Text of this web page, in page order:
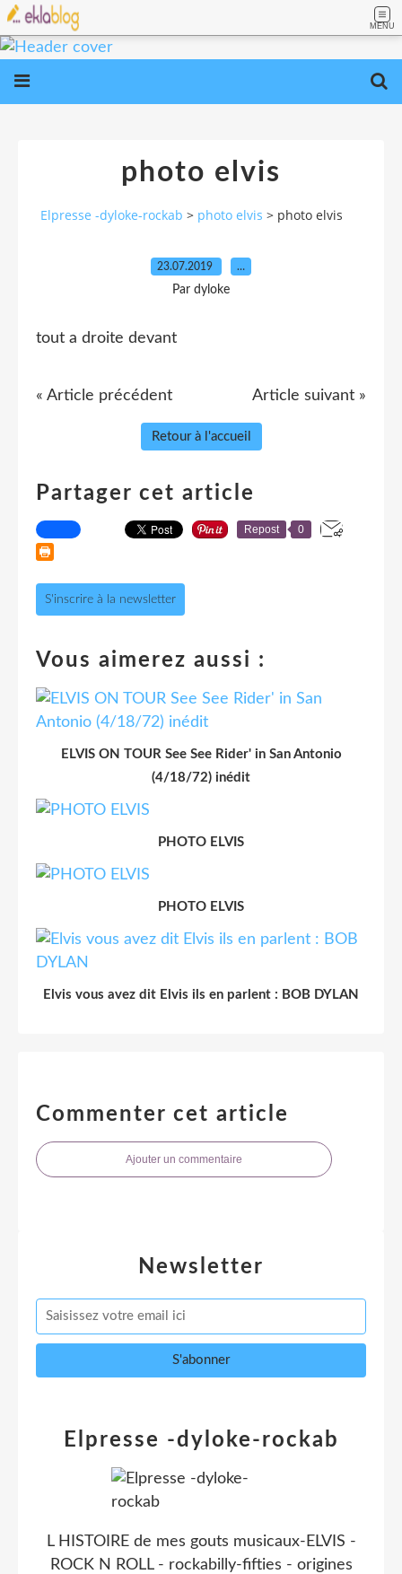
MENU
photo elvis
Elpresse -dyloke-rockab > photo elvis > photo elvis
23.07.2019 …
Par dyloke
tout a droite devant
« Article précédent Article suivant »
Retour à l'accueil
Partager cet article
Repost 0
S'inscrire à la newsletter
Vous aimerez aussi :
ELVIS ON TOUR See See Rider' in San Antonio
(4/18/72) inédit
PHOTO ELVIS
PHOTO ELVIS
Elvis vous avez dit Elvis ils en parlent : BOB DYLAN
Commenter cet article
Ajouter un commentaire
Newsletter
Elpresse -dyloke-rockab
L HISTOIRE de mes gouts musicaux-ELVIS -
ROCK N ROLL - rockabilly-fifties - origines